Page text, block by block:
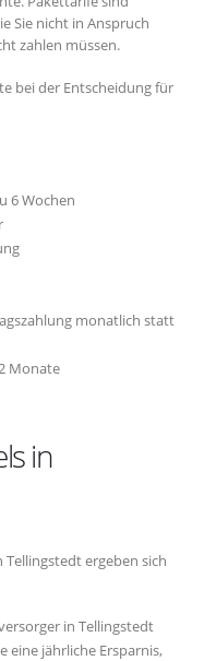
Sie nicht in Anspruch
zahlen müssen.
bei der Entscheidung für
6 Wochen
monatlich statt
Monate
in
Tellingstedt ergeben sich
in Tellingstedt
eine jährliche Ersparnis,